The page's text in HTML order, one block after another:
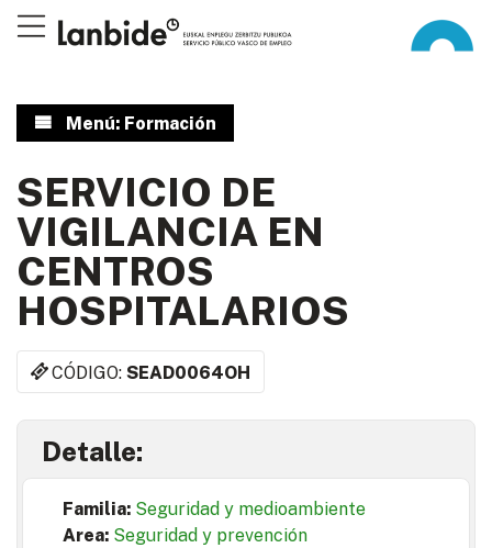
Menú: Formación
SERVICIO DE
VIGILANCIA EN
CENTROS
HOSPITALARIOS
CÓDIGO:SEAD0064OH
Detalle:
Familia: Seguridad y medioambiente
Area: Seguridad y prevención